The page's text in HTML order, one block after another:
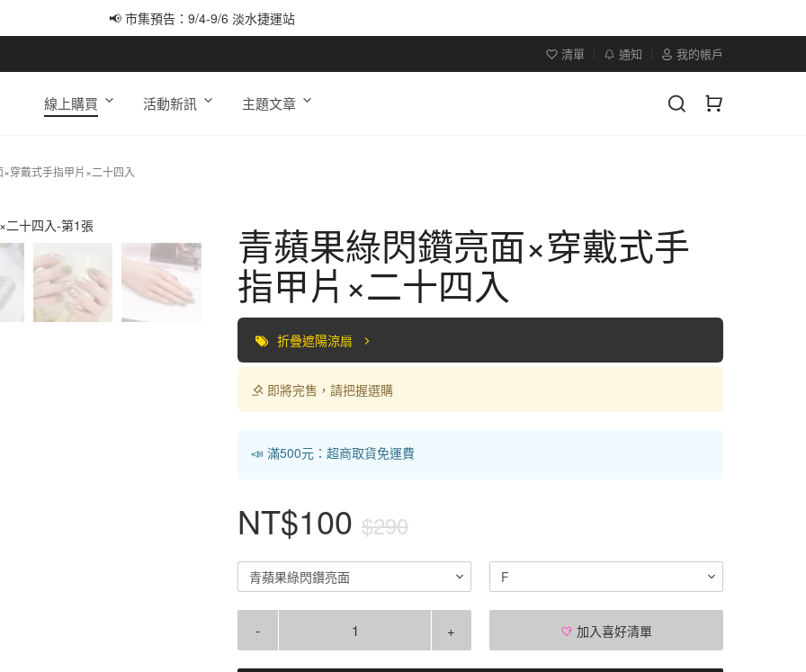
📢 市集預告：9/4-9/6 淡水捷運站
清單 通知 我的帳戶
線上購買 活動新訊 主題文章
穿戴式手指甲片×二十四入
青蘋果綠閃鑽亮面×穿戴式手
指甲片×二十四入
折疊遮陽涼扇
即將完售，請把握選購
📣 滿500元：超商取貨免運費
NT$100 $290
青蘋果綠閃鑽亮面 F
- + 加入喜好清單